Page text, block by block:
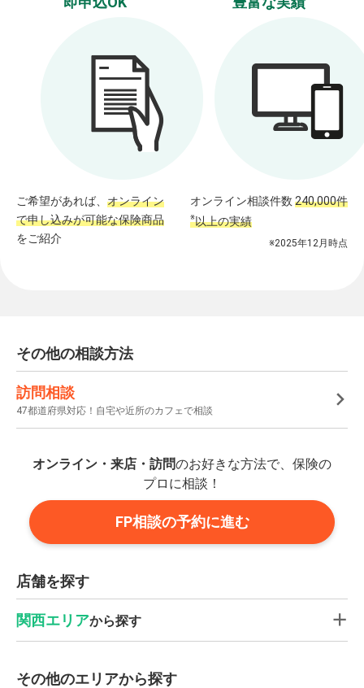
ご希望があれば、 オンライン
で申し込みが可能な保険商品
をご紹介
オンライン相談件数 240,000件
※以上の実績
※2025年12月時点
その他の相談方法
訪問相談
47都道府県対応！自宅や近所のカフェで相談
オンライン・来店・訪問のお好きな方法で、保険の
プロに相談！
FP相談の予約に進む
店舗を探す
関西エリアから探す
その他のエリアから探す